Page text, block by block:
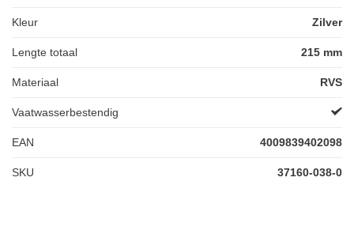
Kleur Zilver
Lengte totaal 215 mm
Materiaal RVS
Vaatwasserbestendig
EAN 4009839402098
SKU 37160-038-0